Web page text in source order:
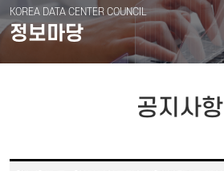
KOREA DATA CENTER COUNCIL
정보마당
공지사항